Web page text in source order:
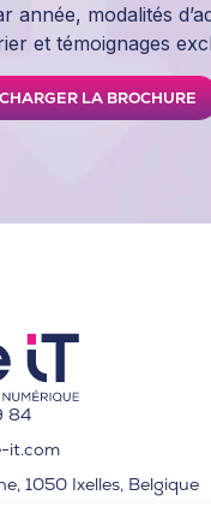
année, modalités
et témoignages
LA BROCHURE
84
it.com
1050 Ixelles, Belgique